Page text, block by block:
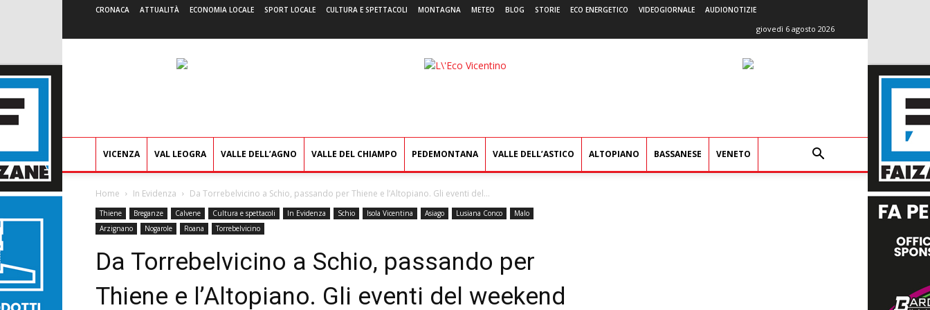
CRONACA ATTUALITÀ ECONOMIA LOCALE SPORT LOCALE CULTURA E SPETTACOLI MONTAGNA METEO BLOG STORIE ECO ENERGETICO VIDEOGIORNALE AUDIONOTIZIE
giovedì 6 agosto 2026
L'Eco
VICENZA VAL LEOGRA VALLE DELL’AGNO VALLE DEL CHIAMPO PEDEMONTANA VALLE DELL’ASTICO ALTOPIANO BASSANESE VENETO
Home In Evidenza Da Torrebelvicino a Schio, passando per Thiene e l’Altopiano. Gli eventi del...
Thiene Breganze Calvene Cultura e spettacoli In Evidenza Schio Isola Vicentina Asiago Lusiana Conco
Malo
Arzignano
Nogarole Roana Torrebelvicino
Da Torrebelvicino a Schio, passando per
Thiene e l’Altopiano. Gli eventi del weekend